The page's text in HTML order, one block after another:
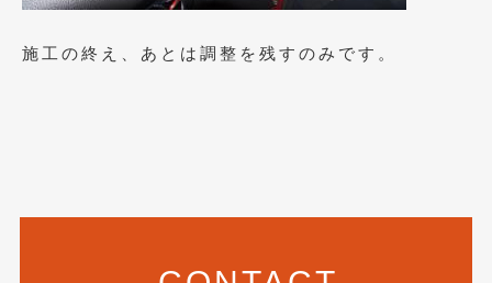
施工の終え、あとは調整を残すのみです。